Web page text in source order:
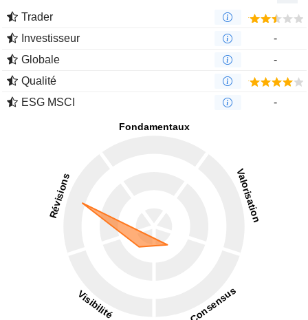
Trader
Investisseur
-
Globale
-
Qualité
ESG MSCI
-